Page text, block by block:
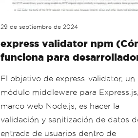
29 de septiembre de 2024
express validator npm
funciona para
El objetivo de express-validator, un
módulo middleware para
marco web Node.js, es hacer la
validación y sanitización de datos
entrada de usuarios dentro de